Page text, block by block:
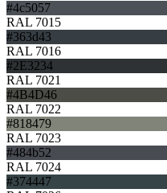
#4c5057
RAL 7015
#363d43
RAL 7016
#2E3234
RAL 7021
#4B4D46
RAL 7022
#818479
RAL 7023
#484b52
RAL 7024
#374447